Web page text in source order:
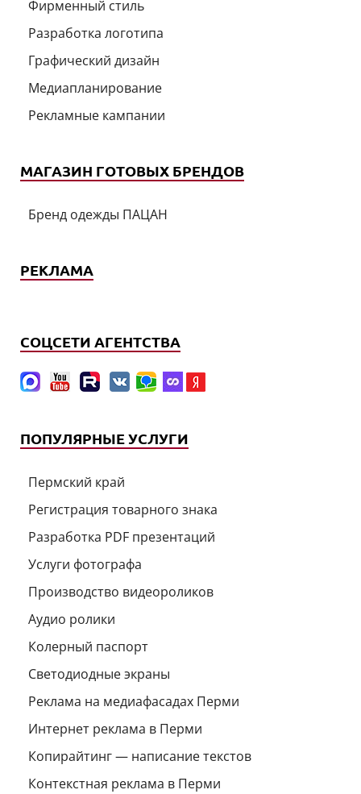
Фирменный стиль
Разработка логотипа
Графический дизайн
Медиапланирование
Рекламные кампании
МАГАЗИН ГОТОВЫХ БРЕНДОВ
Бренд одежды ПАЦАН
РЕКЛАМА
СОЦСЕТИ АГЕНТСТВА
ПОПУЛЯРНЫЕ УСЛУГИ
Пермский край
Регистрация товарного знака
Разработка PDF презентаций
Услуги фотографа
Производство видеороликов
Аудио ролики
Колерный паспорт
Светодиодные экраны
Реклама на медиафасадах Перми
Интернет реклама в Перми
Копирайтинг — написание текстов
Контекстная реклама в Перми